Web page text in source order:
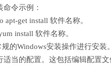
令示例：
get install 软件名称。
install 软件名称。
的Windows安装操作进行安装。
当的配置。这包括编辑配置